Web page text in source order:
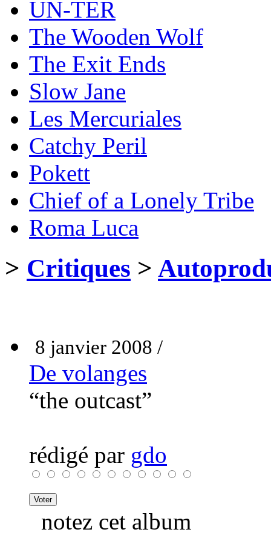
UN-TER
The Wooden Wolf
The Exit Ends
Slow Jane
Les Mercuriales
Catchy Peril
Pokett
Chief of a Lonely Tribe
Roma Luca
> Critiques >
8 janvier 2008 /
De volanges
“the outcast”
rédigé par gdo
notez cet album